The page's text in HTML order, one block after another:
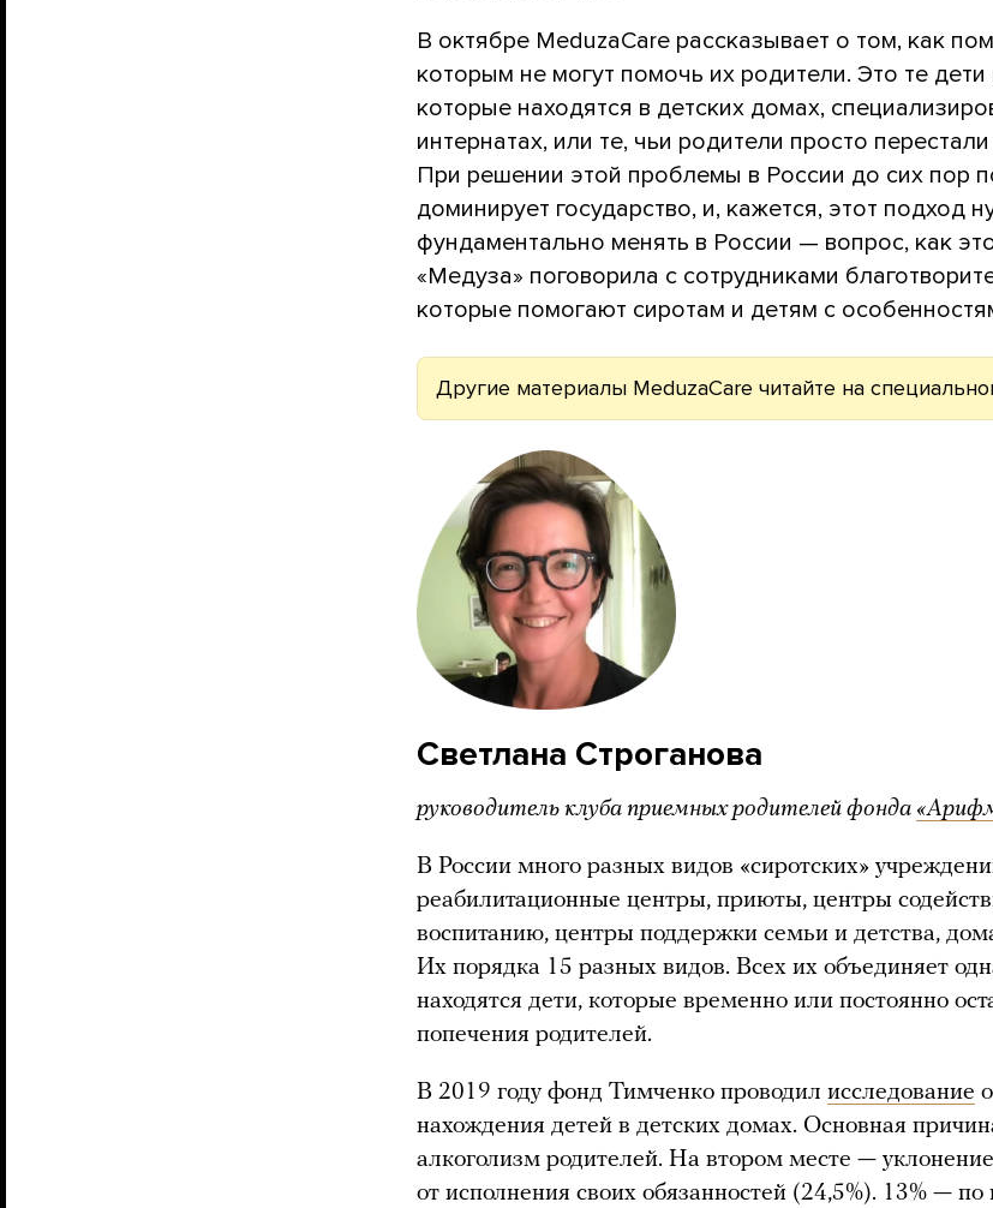
В октябре MeduzaCare рассказывает о том, как
которым не могут помочь их родители. Это те дети
которые находятся в детских домах,
интернатах, или те, чьи родители просто
При решении этой проблемы в России до сих пор
доминирует государство, и, кажется, этот подход
фундаментально менять в России — вопрос, как
«Медуза» поговорила с сотрудниками
которые помогают сиротам и детям с
Другие материалы MeduzaCare читайте на
Светлана Строганова
руководитель клуба приемных родителей фонда
В России много разных видов «сиротских»
реабилитационные центры, приюты, центры
воспитанию, центры поддержки семьи и детства,
Их порядка 15 разных видов. Всех их объединяет
находятся дети, которые временно или постоянно
попечения родителей.
В 2019 году фонд Тимченко проводил исследование
нахождения детей в детских домах. Основная
алкоголизм родителей. На втором месте —
от исполнения своих обязанностей (24,5%). 13% — по